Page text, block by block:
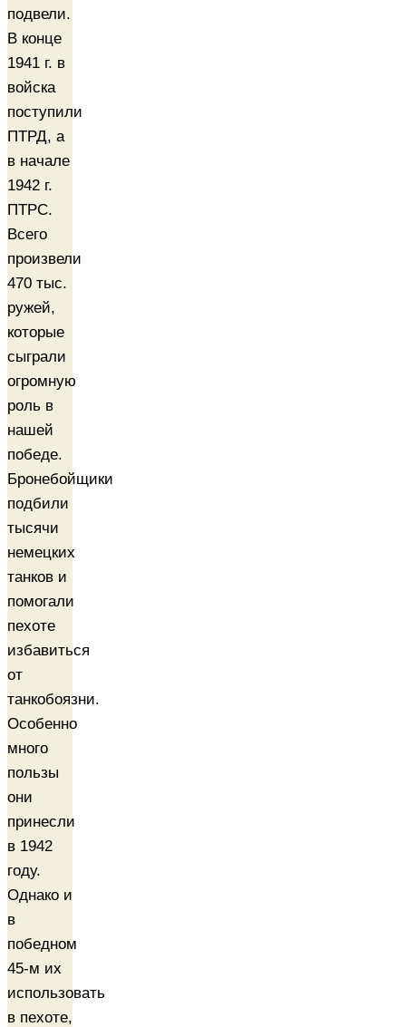
подвели.
В конце
1941 г. в
войска
поступили
ПТРД, а
в начале
1942 г.
ПТРС.
Всего
произвели
470 тыс.
ружей,
которые
сыграли
огромную
роль в
нашей
победе.
Бронебойщики
подбили
тысячи
немецких
танков и
помогали
пехоте
избавиться
от
танкобоязни.
Особенно
много
пользы
они
принесли
в 1942
году.
Однако и
в
победном
45-м их
использовать
в пехоте,